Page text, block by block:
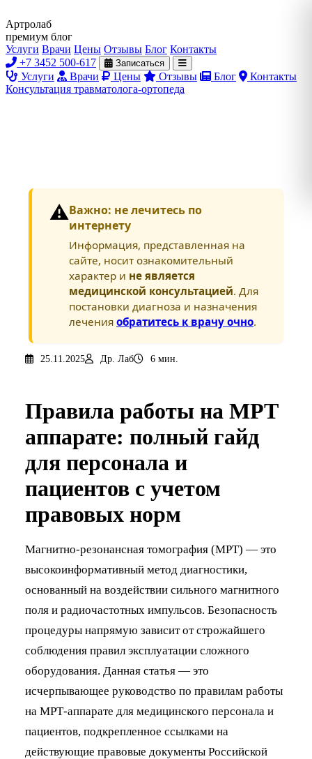
Артролаб
премиум блог
Услуги Врачи Цены Отзывы Блог Контакты
+7 3452 500-617
Записаться
Услуги Врачи Цены Отзывы Блог
Контакты
Консультация травматолога-ортопеда
⚠️Важно: не лечитесь по
интернету
Информация, представленная на
сайте, носит ознакомительный
характер и не является
медицинской консультацией. Для
постановки диагноза и назначения
лечения обратитесь к врачу очно.
25.11.2025 Др. Лаб 6 мин.
Правила работы на МРТ
аппарате: полный гайд
для персонала и
пациентов с учетом
правовых норм
Магнитно-резонансная томография (МРТ) — это
высокоинформативный метод диагностики,
основанный на воздействии сильного магнитного
поля и радиочастотных импульсов. Безопасность
процедуры напрямую зависит от строжайшего
соблюдения правил эксплуатации сложного
оборудования. Данная статья — это
исчерпывающее руководство по правилам работы
на МРТ-аппарате для медицинского персонала и
пациентов, подкрепленное ссылками на
действующие правовые документы Российской